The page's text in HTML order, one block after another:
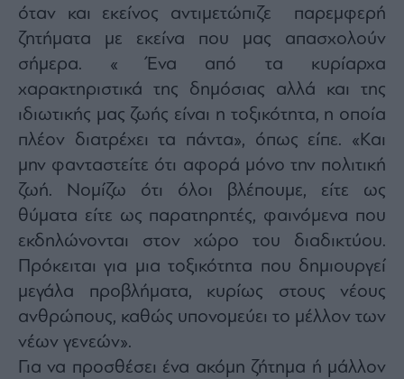
όταν και εκείνος αντιμετώπιζε παρεμφερή
ζητήματα με εκείνα που μας απασχολούν
σήμερα. « Ένα από τα κυρίαρχα
χαρακτηριστικά της δημόσιας αλλά και της
ιδιωτικής μας ζωής είναι η τοξικότητα, η οποία
πλέον διατρέχει τα πάντα», όπως είπε. «Και
μην φανταστείτε ότι αφορά μόνο την πολιτική
ζωή. Νομίζω ότι όλοι βλέπουμε, είτε ως
θύματα είτε ως παρατηρητές, φαινόμενα που
εκδηλώνονται στον χώρο του διαδικτύου.
Πρόκειται για μια τοξικότητα που δημιουργεί
μεγάλα προβλήματα, κυρίως στους νέους
ανθρώπους, καθώς υπονομεύει το μέλλον των
νέων γενεών».
Για να προσθέσει ένα ακόμη ζήτημα ή μάλλον